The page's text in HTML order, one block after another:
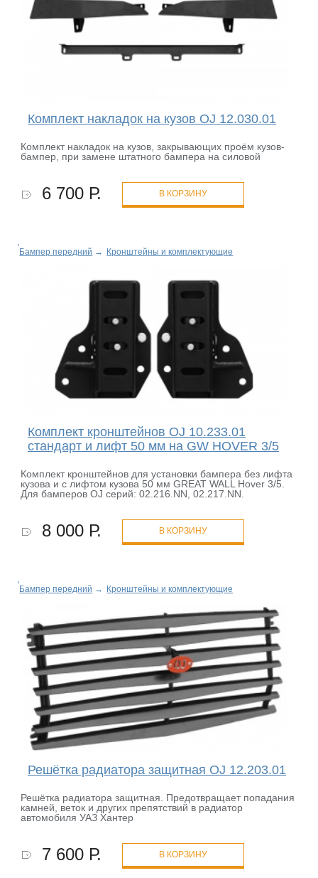
Комплект накладок на кузов OJ 12.030.01
Комплект накладок на кузов, закрывающих проём кузов-
бампер, при замене штатного бампера на силовой
6 700 Р. В КОРЗИНУ
Бампер передний → Кронштейны и комплектующие
Комплект кронштейнов OJ 10.233.01
стандарт и лифт 50 мм на GW HOVER 3/5
Комплект кронштейнов для установки бампера без лифта
кузова и с лифтом кузова 50 мм GREAT WALL Hover 3/5.
Для бамперов OJ серий: 02.216.NN, 02.217.NN.
8 000 Р. В КОРЗИНУ
Бампер передний → Кронштейны и комплектующие
Решётка радиатора защитная OJ 12.203.01
Решётка радиатора защитная. Предотвращает попадания
камней, веток и других препятствий в радиатор
автомобиля УАЗ Хантер
7 600 Р. В КОРЗИНУ